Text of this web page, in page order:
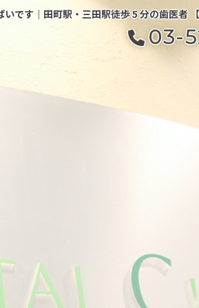
です｜田町駅・三田駅徒歩 5 分の歯医者
03-